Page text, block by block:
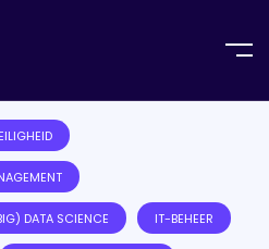
DATA SCIENCE IT-BEHEER